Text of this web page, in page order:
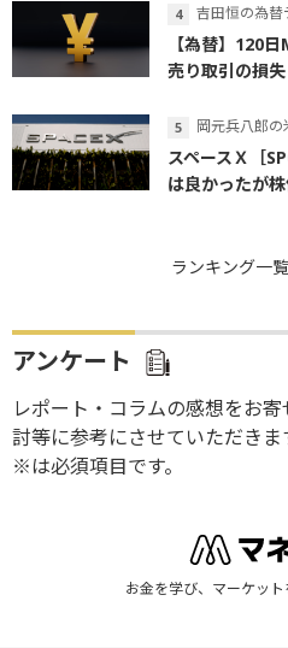
吉田恒の為替
【為替】120
売り取引の損失
岡元兵八郎
スペースＸ［
は良かったが
ランキング一
アンケート
レポート・コラムの感想をお
討等に参考にさせていただきま
※は必須項目です。
お金を学び、マーケッ